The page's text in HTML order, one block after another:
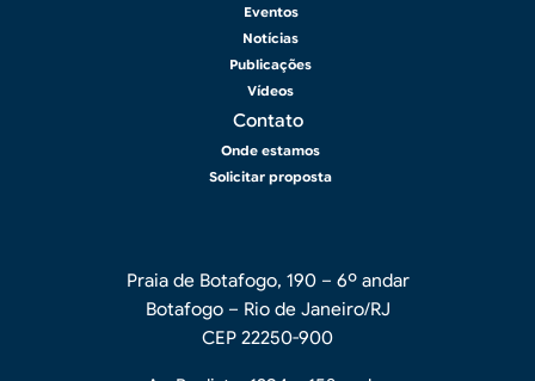
Eventos
Notícias
Publicações
Vídeos
Contato
Onde estamos
Solicitar proposta
Praia de Botafogo, 190 – 6º andar
Botafogo – Rio de Janeiro/RJ
CEP 22250-900